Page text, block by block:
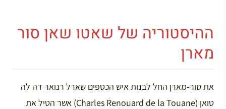
ההיסטוריה של שאטו שאן סור
מארן
את סור-מארן החל לבנות איש הכספים שארל רנואר דה לה
טואן (Charles Renouard de la Touane) אשר הטיל את